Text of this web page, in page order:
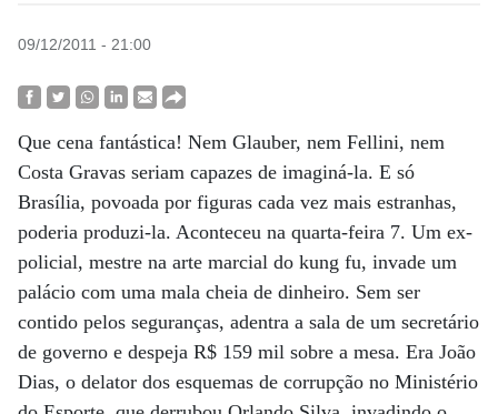
09/12/2011 - 21:00
Que cena fantástica! Nem Glauber, nem Fellini, nem
Costa Gravas seriam capazes de imaginá-la. E só
Brasília, povoada por figuras cada vez mais estranhas,
poderia produzi-la. Aconteceu na quarta-feira 7. Um ex-
policial, mestre na arte marcial do kung fu, invade um
palácio com uma mala cheia de dinheiro. Sem ser
contido pelos seguranças, adentra a sala de um secretário
de governo e despeja R$ 159 mil sobre a mesa. Era João
Dias, o delator dos esquemas de corrupção no Ministério